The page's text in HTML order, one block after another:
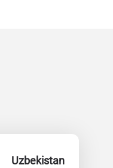
Uzbekistan